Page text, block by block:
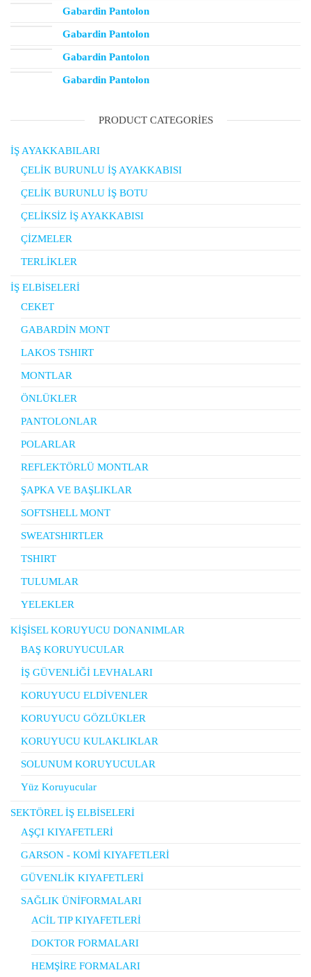
Gabardin Pantolon
Gabardin Pantolon
Gabardin Pantolon
Gabardin Pantolon
PRODUCT CATEGORIES
İŞ AYAKKABILARI
ÇELİK BURUNLU İŞ AYAKKABISI
ÇELİK BURUNLU İŞ BOTU
ÇELİKSİZ İŞ AYAKKABISI
ÇİZMELER
TERLİKLER
İŞ ELBİSELERİ
CEKET
GABARDİN MONT
LAKOS TSHIRT
MONTLAR
ÖNLÜKLER
PANTOLONLAR
POLARLAR
REFLEKTÖRLÜ MONTLAR
ŞAPKA VE BAŞLIKLAR
SOFTSHELL MONT
SWEATSHIRTLER
TSHIRT
TULUMLAR
YELEKLER
KİŞİSEL KORUYUCU DONANIMLAR
BAŞ KORUYUCULAR
İŞ GÜVENLİĞİ LEVHALARI
KORUYUCU ELDİVENLER
KORUYUCU GÖZLÜKLER
KORUYUCU KULAKLIKLAR
SOLUNUM KORUYUCULAR
Yüz Koruyucular
SEKTÖREL İŞ ELBİSELERİ
AŞÇI KIYAFETLERİ
GARSON - KOMİ KIYAFETLERİ
GÜVENLİK KIYAFETLERİ
SAĞLIK ÜNİFORMALARI
ACİL TIP KIYAFETLERİ
DOKTOR FORMALARI
HEMŞİRE FORMALARI